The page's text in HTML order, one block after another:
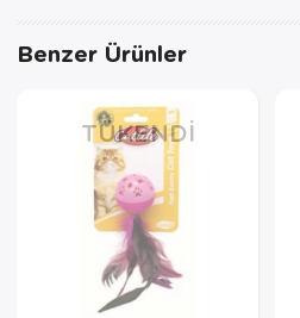
Benzer Ürünler
TÜKENDI